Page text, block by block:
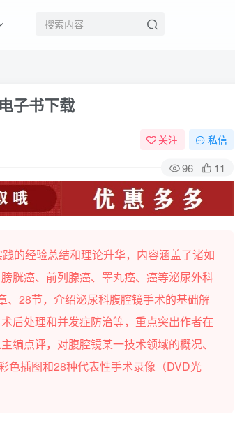
子书下载
关注 私信
96 11
的经验总结和理论升华，内容涵盖了诸如
胱癌、前列腺癌、睾丸癌、癌等泌尿外科
、28节，介绍泌尿科腹腔镜手术的基础解
后处理和并发症防治等，重点突出作者在
编点评，对腹腔镜某一技术领域的概况、
色插图和28种代表性手术录像（DVD光